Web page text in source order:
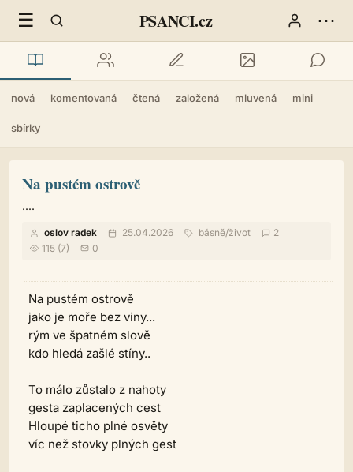
☰ PSANCI.cz ⋯
nová komentovaná čtená založená mluvená mini
sbírky
Na pustém ostrově
....
oslov radek 25.04.2026 básně/život
2
115 (7)
0
Na pustém ostrově
jako je moře bez viny...
rým ve špatném slově
kdo hledá zašlé stíny..
To málo zůstalo z nahoty
gesta zaplacených cest
Hloupé ticho plné osvěty
víc než stovky plných gest